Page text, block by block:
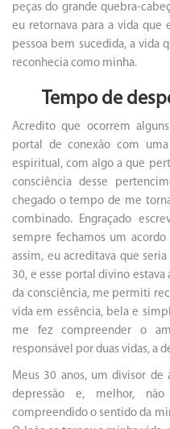
peças do grande quebra-
eu retornava para a vida que
pessoa bem sucedida, a vida
reconhecia como minha.
Tempo de
Acredito que ocorrem
portal de conexão com
espiritual, com algo a que
consciência desse
chegado o tempo de me
combinado. Engraçado
sempre fechamos um acordo
assim, eu acreditava que
30, e esse portal divino
da consciência, me permiti
vida em essência, bela e
me fez compreender o
responsável por duas vidas, a
Meus 30 anos, um divisor de
depressão e, melhor,
compreendido o sentido da